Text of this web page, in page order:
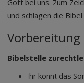
Gott bei uns. Zum
und schlagen die Bibel
Vorbereitung
Bibelstelle
Ihr könnt das